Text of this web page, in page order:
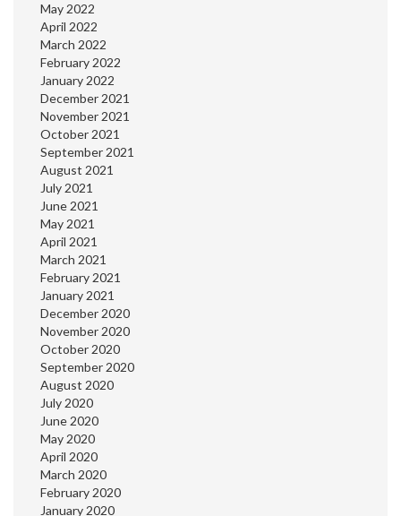
May 2022
April 2022
March 2022
February 2022
January 2022
December 2021
November 2021
October 2021
September 2021
August 2021
July 2021
June 2021
May 2021
April 2021
March 2021
February 2021
January 2021
December 2020
November 2020
October 2020
September 2020
August 2020
July 2020
June 2020
May 2020
April 2020
March 2020
February 2020
January 2020